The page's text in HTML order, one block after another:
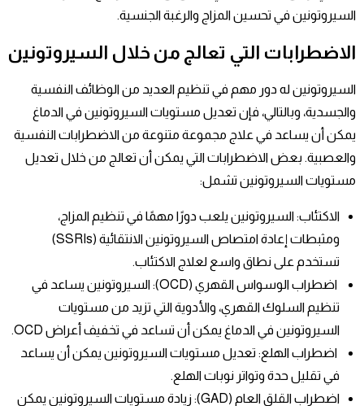
السيروتونين في تحسين المزاج والرغبة الجنسية.
الاضطرابات التي تعالج من خلال السيروتونين
السيروتونين له دور مهم في تنظيم العديد من الوظائف النفسية
والجسدية، وبالتالي، فإن تعديل مستويات السيروتونين في الدماغ
يمكن أن يساعد في علاج مجموعة متنوعة من الاضطرابات النفسية
والعصبية. بعض الاضطرابات التي يمكن أن تعالج من خلال تعديل
مستويات السيروتونين تشمل:
الاكتئاب: السيروتونين يلعب دورًا مهمًا في تنظيم المزاج،
ومثبطات إعادة امتصاص السيروتونين الانتقائية (SSRIs)
تستخدم على نطاق واسع لعلاج الاكتئاب.
اضطراب الوسواس القهري (OCD)
: السيروتونين يساعد في
تنظيم السلوك القهري، والأدوية التي تزيد من مستويات
السيروتونين في الدماغ يمكن أن تساعد في تخفيف أعراض OCD.
اضطراب الهلع: تعديل مستويات السيروتونين يمكن أن يساعد
في تقليل حدة وتواتر نوبات الهلع.
اضطراب القلق العام (GAD)
: زيادة مستويات السيروتونين يمكن